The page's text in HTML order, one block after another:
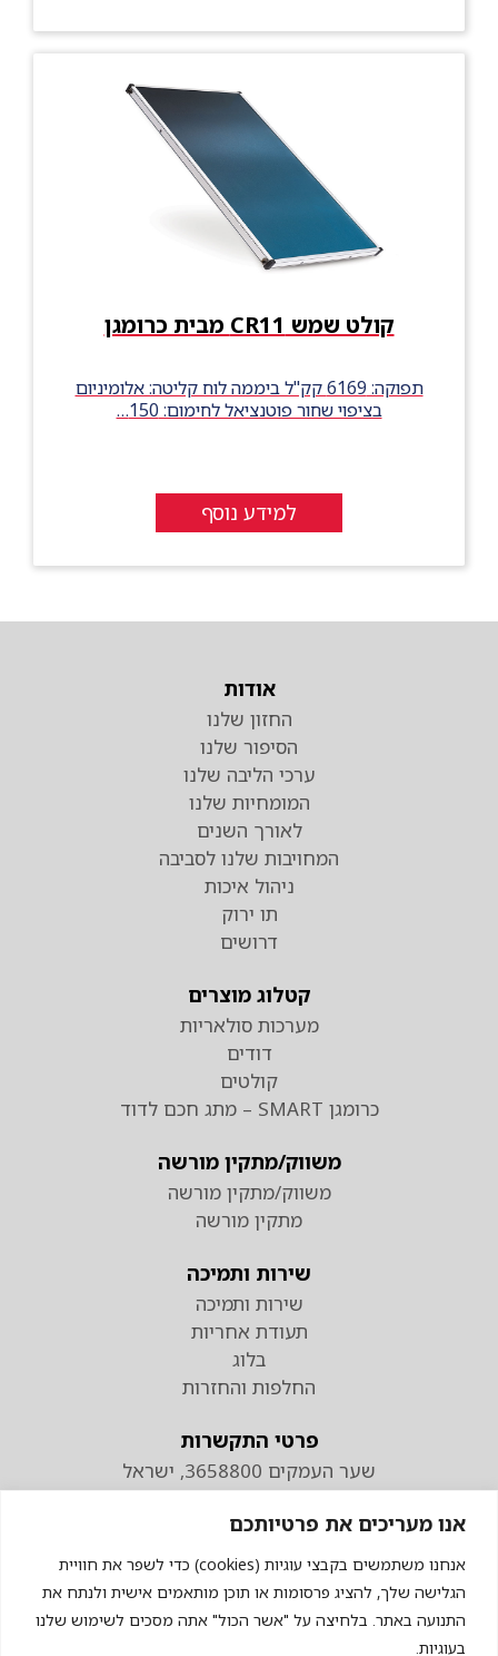
אנו מעריכים את פרטיותכם
אנחנו משתמשים בקבצי עוגיות (cookies) כדי לשפר את חוויית
הגלישה שלך, להציג פרסומות או תוכן מותאמים אישית ולנתח את
התנועה באתר. בלחיצה על "אשר הכול" אתה מסכים לשימוש שלנו
בעוגיות.
קולט שמש CR11 מבית כרומגן
תפוקה: 6169 קק"ל ביממה לוח קליטה: אלומיניום
בציפוי שחור פוטנציאל לחימום: 150…
למידע נוסף
אודות
החזון שלנו
הסיפור שלנו
ערכי הליבה שלנו
המומחיות שלנו
לאורך השנים
המחויבות שלנו לסביבה
ניהול איכות
תו ירוק
דרושים
קטלוג מוצרים
מערכות סולאריות
דודים
קולטים
כרומגן SMART – מתג חכם לדוד
משווק/מתקין מורשה
משווק/מתקין מורשה
מתקין מורשה
שירות ותמיכה
שירות ותמיכה
תעודת אחריות
בלוג
החלפות והחזרות
פרטי התקשרות
שער העמקים 3658800, ישראל
טלפון
074-7110298